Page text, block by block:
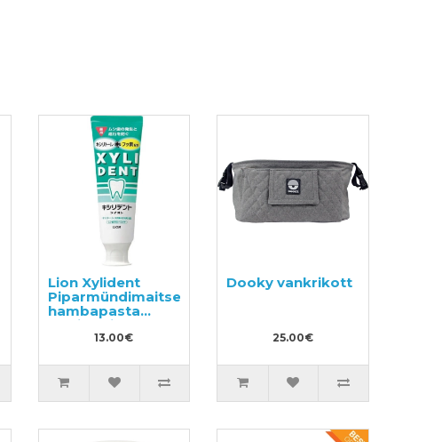
Lion Xylident
Piparmündimaitseline
hambapasta
ksülitooliga 120g
13.00€
Dooky vankrikott
25.00€